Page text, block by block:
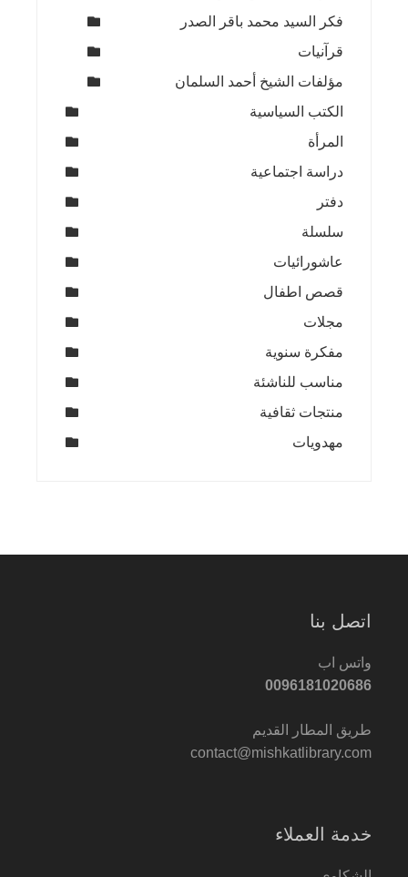
فكر السيد محمد باقر الصدر
قرآنيات
مؤلفات الشيخ أحمد السلمان
الكتب السياسية
المرأة
دراسة اجتماعية
دفتر
سلسلة
عاشورائيات
قصص اطفال
مجلات
مفكرة سنوية
مناسب للناشئة
منتجات ثقافية
مهدويات
اتصل بنا
واتس اب
0096181020686
طريق المطار القديم
contact@mishkatlibrary.com
خدمة العملاء